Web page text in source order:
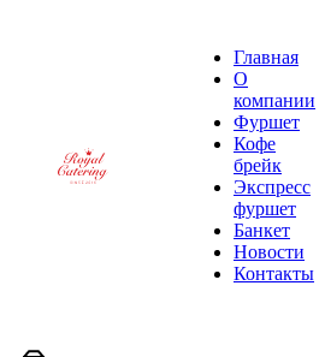
Главная
О
компании
Фуршет
Кофе
брейк
Экспресс
фуршет
Банкет
Новости
Контакты